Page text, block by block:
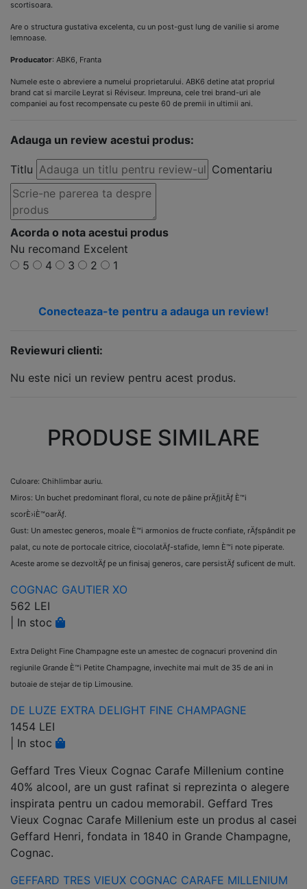
scortisoara.
Are o structura gustativa excelenta, cu un post-gust lung de vanilie si arome
lemnoase.
Producator: ABK6, Franta
Numele este o abreviere a numelui proprietarului. ABK6 detine atat propriul
brand cat si marcile Leyrat si Réviseur. Impreuna, cele trei brand-uri ale
companiei au fost recompensate cu peste 60 de premii in ultimii ani.
Adauga un review acestui produs:
Titlu Comentariu
Acorda o nota acestui produs
Nu recomand Excelent
5
4 3 2 1
Conecteaza-te pentru a adauga un review!
Reviewuri clienti:
Nu este nici un review pentru acest produs.
PRODUSE SIMILARE
Culoare: Chihlimbar auriu.
Miros: Un buchet predominant floral, cu note de pâine prÄƒjitÄƒ È™i
scorÈ›iÈ™oarÄƒ.
Gust: Un amestec generos, moale È™i armonios de fructe confiate, rÄƒspândit pe
palat, cu note de portocale citrice, ciocolatÄƒ-stafide, lemn È™i note piperate.
Aceste arome se dezvoltÄƒ pe un finisaj generos, care persistÄƒ suficent de mult.
COGNAC GAUTIER XO
562 LEI
In stoc
Extra Delight Fine Champagne este un amestec de cognacuri provenind din
regiunile Grande È™i Petite Champagne, invechite mai mult de 35 de ani in
butoaie de stejar de tip Limousine.
DE LUZE EXTRA DELIGHT FINE CHAMPAGNE
1454 LEI
In stoc
Geffard Tres Vieux Cognac Carafe Millenium contine
40% alcool, are un gust rafinat si reprezinta o alegere
inspirata pentru un cadou memorabil. Geffard Tres
Vieux Cognac Carafe Millenium este un produs al casei
Geffard Henri, fondata in 1840 in Grande Champagne,
Cognac.
GEFFARD TRES VIEUX COGNAC CARAFE MILLENIUM